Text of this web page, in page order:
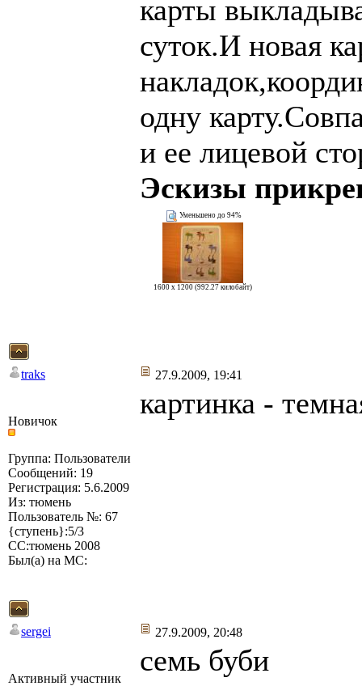
карты
суток.И новая
одну
и ее лицевой
Эскизы
Уменьшено до 94%
1600 x 1200 (992.27 килобайт)
traks 27.9.2009, 19:41
Новичок
Группа: Пользователи
Сообщений: 19
Регистрация: 5.6.2009
Из: тюмень
Пользователь №: 67
{ступень}:5/3
СС:тюмень 2008
Был(а) на МС:
картинка -
sergei 27.9.2009, 20:48
Активный участник
семь буби